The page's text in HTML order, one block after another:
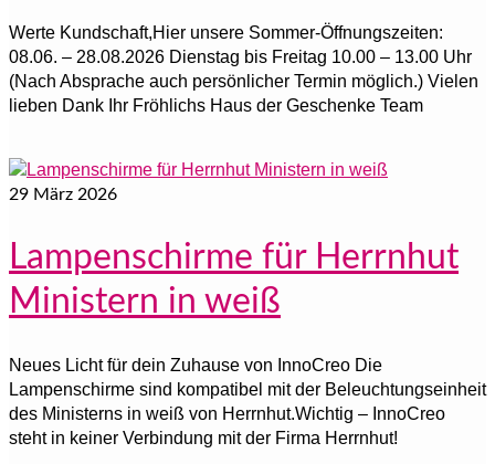
Werte Kundschaft,Hier unsere Sommer-Öffnungszeiten:
08.06. – 28.08.2026 Dienstag bis Freitag 10.00 – 13.00 Uhr
(Nach Absprache auch persönlicher Termin möglich.) Vielen
lieben Dank Ihr Fröhlichs Haus der Geschenke Team
29 März 2026
Lampenschirme für Herrnhut
Ministern in weiß
Neues Licht für dein Zuhause von InnoCreo Die
Lampenschirme sind kompatibel mit der Beleuchtungseinheit
des Ministerns in weiß von Herrnhut.Wichtig – InnoCreo
steht in keiner Verbindung mit der Firma Herrnhut!